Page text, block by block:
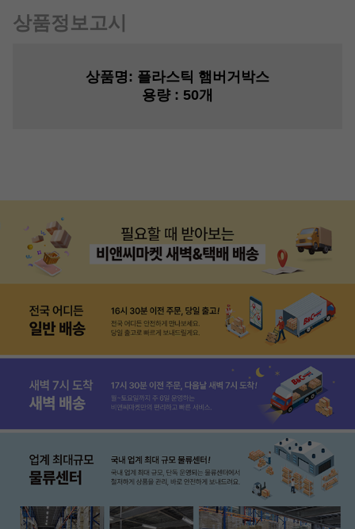
상품정보고시
상품명: 플라스틱 햄버거박스
용량: 50개